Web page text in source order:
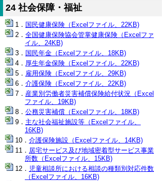
24 社会保障・福祉
国民健康保険（Excelファイル、22KB)
全国健康保険協会管掌健康保険（Excelファ
イル、24KB)
国民年金（Excelファイル、18KB)
厚生年金保険（Excelファイル、22KB)
雇用保険（Excelファイル、29KB)
介護保険（Excelファイル、22KB)
産業別労働者災害補償保険給付状況（Excel
ファイル、19KB)
公務災害補償（Excelファイル、18KB)
主な社会福祉施設等（Excelファイル、
16KB)
介護保険施設（Excelファイル、14KB)
居宅サービス及び地域密着型サービス事業
所数（Excelファイル、15KB)
児童相談所における相談の種類別対応件数
（Excelファイル、16KB)